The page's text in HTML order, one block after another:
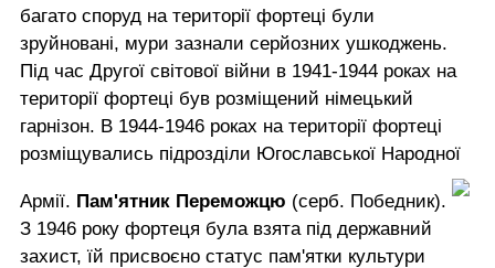
багато споруд на території фортеці були
зруйновані, мури зазнали серйозних ушкоджень.
Під час Другої світової війни в 1941-1944 роках на
території фортеці був розміщений німецький
гарнізон. В 1944-1946 роках на території фортеці
розміщувались підрозділи Югославської Народної
Армії. Пам'ятник Переможцю (серб. Победник).
З 1946 року фортеця була взята під державний
захист, їй присвоєно статус пам'ятки культури